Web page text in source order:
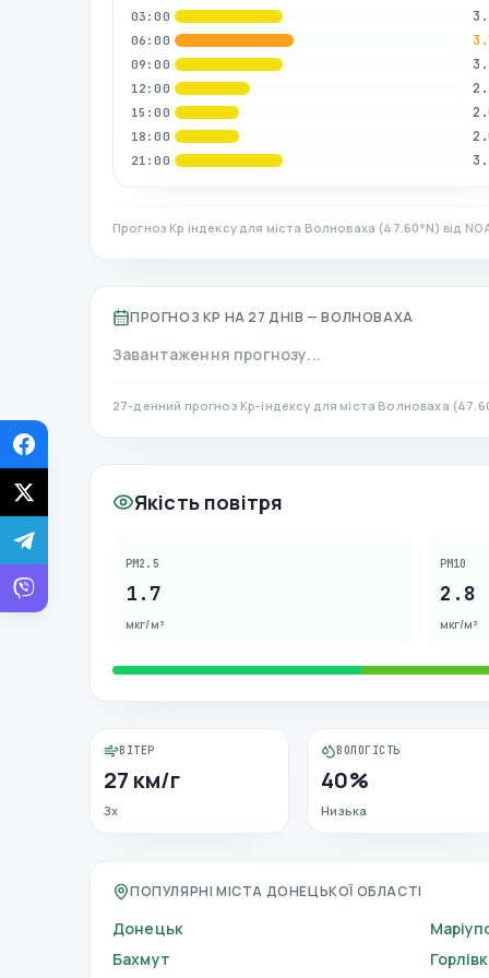
03:00
06:00
09:00
12:00
15:00
18:00
21:00
Прогноз Kp індексу для міста Волноваха (47.60°N) від
ПРОГНОЗ KP НА 27 ДНІВ — ВОЛНОВАХА
Завантаження прогнозу...
27-денний прогноз Kp-індексу для міста Волноваха (
Якість повітря
PM2.5
1.7
мкг/м³
PM10
2.8
мкг/м³
ВІТЕР
27 км/г
Зх
ВОЛОГІСТЬ
40%
Низька
ПОПУЛЯРНІ МІСТА ДОНЕЦЬКОЇ ОБЛАСТІ
Донецьк
Бахмут